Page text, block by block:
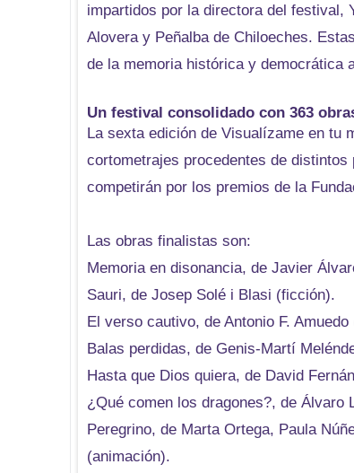
impartidos por la directora del festival,
Alovera y Peñalba de Chiloeches.
de la memoria histórica y democrática
Un festival consolidado con 363
La sexta edición de Visualízame en tu
cortometrajes procedentes de
competirán por los premios de la
Las obras finalistas son:
Memoria en disonancia, de Javier
Sauri, de Josep Solé i Blasi (ficción).
El verso cautivo, de Antonio F.
Balas perdidas, de Genis-Martí
Hasta que Dios quiera, de David
¿Qué comen los dragones?, de Álvaro
Peregrino, de Marta Ortega, Paula
(animación).